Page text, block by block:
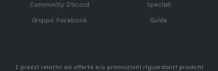
Community Discord
Gruppo Facebook
Speciali
Guide
I prezzi relativi ad offerte e/o promozioni riguardanti prodotti